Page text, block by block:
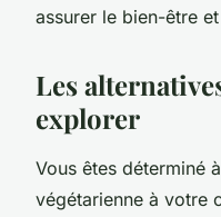
assurer le bien-être
Les
explorer
Vous êtes déterminé
végétarienne à votre